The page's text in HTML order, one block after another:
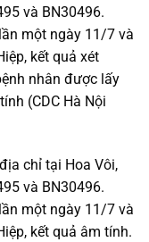
và BN30496.
một ngày 11/7 và
kết quả xét
nhân được lấy
(CDC Hà Nội
chỉ tại Hoa Vôi,
và BN30496.
một ngày 11/7 và
kết quả âm tính.